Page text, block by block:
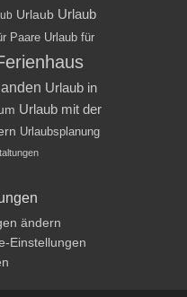
Urlaub Urlaub
Paare Urlaub für
Urlaub in
Urlaub mit der
Urlaubsplanung
ändern
Einstellungen